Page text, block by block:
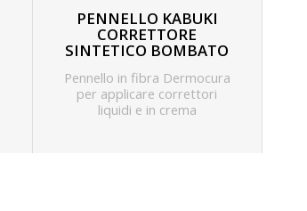
PENNELLO KABUKI
CORRETTORE
SINTETICO BOMBATO
Pennello in fibra Dermocura
per applicare correttori
liquidi e in crema